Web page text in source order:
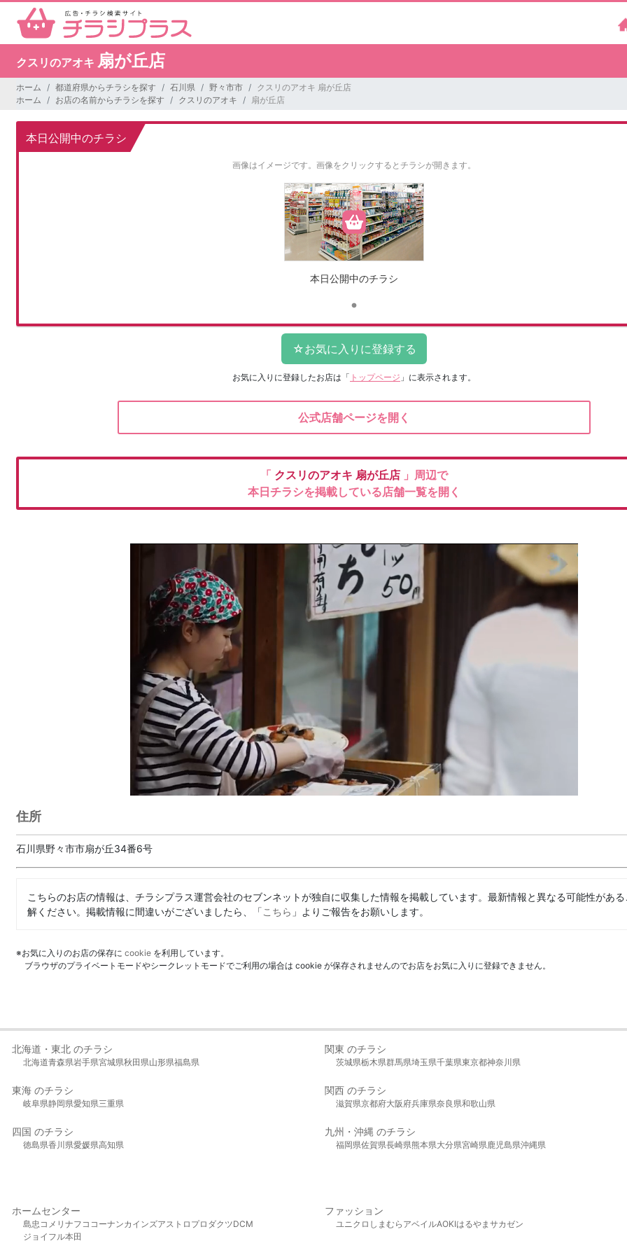
クスリのアオキ 扇が丘店
ホーム 都道府県からチラシを探す 石川県 野々市市
クスリのアオキ 扇が丘店
ホーム
お店の名前からチラシを探す クスリのアオキ 扇が丘店
本日公開中のチラシ
画像はイメージです。 画像をクリックするとチラシが開きます。
本日公開中のチラシ
お気に入りに登録したお店は 「 トップページ 」に表示されます。
公式店舗ページを開く
「 クスリのアオキ 扇が丘店 」周辺で
本日チラシを掲載している店舗一覧を開く
住所
石川県野々市市扇が丘34番6号
こちらのお店の情報は、チラシプラス運営会社のセブンネットが独自に収集した情報を掲載しています。最新情報と異なる可能性があ
解ください。掲載情報に間違いがございましたら、「こちら 」よりご報告をお願いします。
※お気に入りのお店の保存に cookie を利用しています。
ブラウザのプライベートモードやシークレットモードでご利用の場合は cookie が保存されませんのでお店をお気に入りに登録できません。
北海道・東北 のチラシ
北海道青森県岩手県宮城県秋田県山形県福島県
関東 のチラシ
茨城県栃木県群馬県埼玉県千葉県東京都神奈川県
東海 のチラシ
岐阜県静岡県愛知県三重県
関西 のチラシ
滋賀県京都府大阪府兵庫県奈良県和歌山県
四国 のチラシ
徳島県香川県愛媛県高知県
九州・沖縄 のチラシ
福岡県佐賀県長崎県熊本県大分県宮崎県鹿児島県沖縄県
ホームセンター
島忠 コメリ ナフコ コーナンカインズアストロプロダクツDCM
ジョイフル本田
ファッション
ユニクロ しまむら アベイルAOKIはるやま サカゼン